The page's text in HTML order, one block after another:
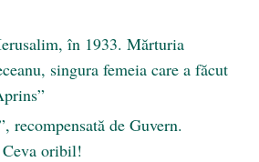
în 1933. Mărturia
singura femeia care a făcut
recompensată de Guvern.
oribil!